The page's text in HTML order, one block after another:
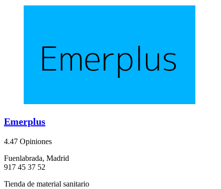
Emerplus
4.47 Opiniones
Fuenlabrada, Madrid
917 45 37 52
Tienda de material sanitario